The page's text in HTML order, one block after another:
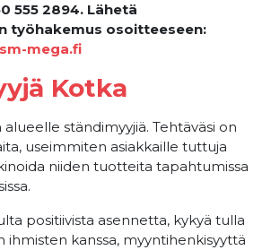
555 2894. Lähetä
työhakemus osoitteeseen:
mega.fi
Kotka
ständimyyjiä. Tehtäväsi on
useimmiten asiakkaille tuttuja
niiden tuotteita tapahtumissa
positiivista asennetta, kykyä tulla
ihmisten kanssa, myyntihenkisyyttä